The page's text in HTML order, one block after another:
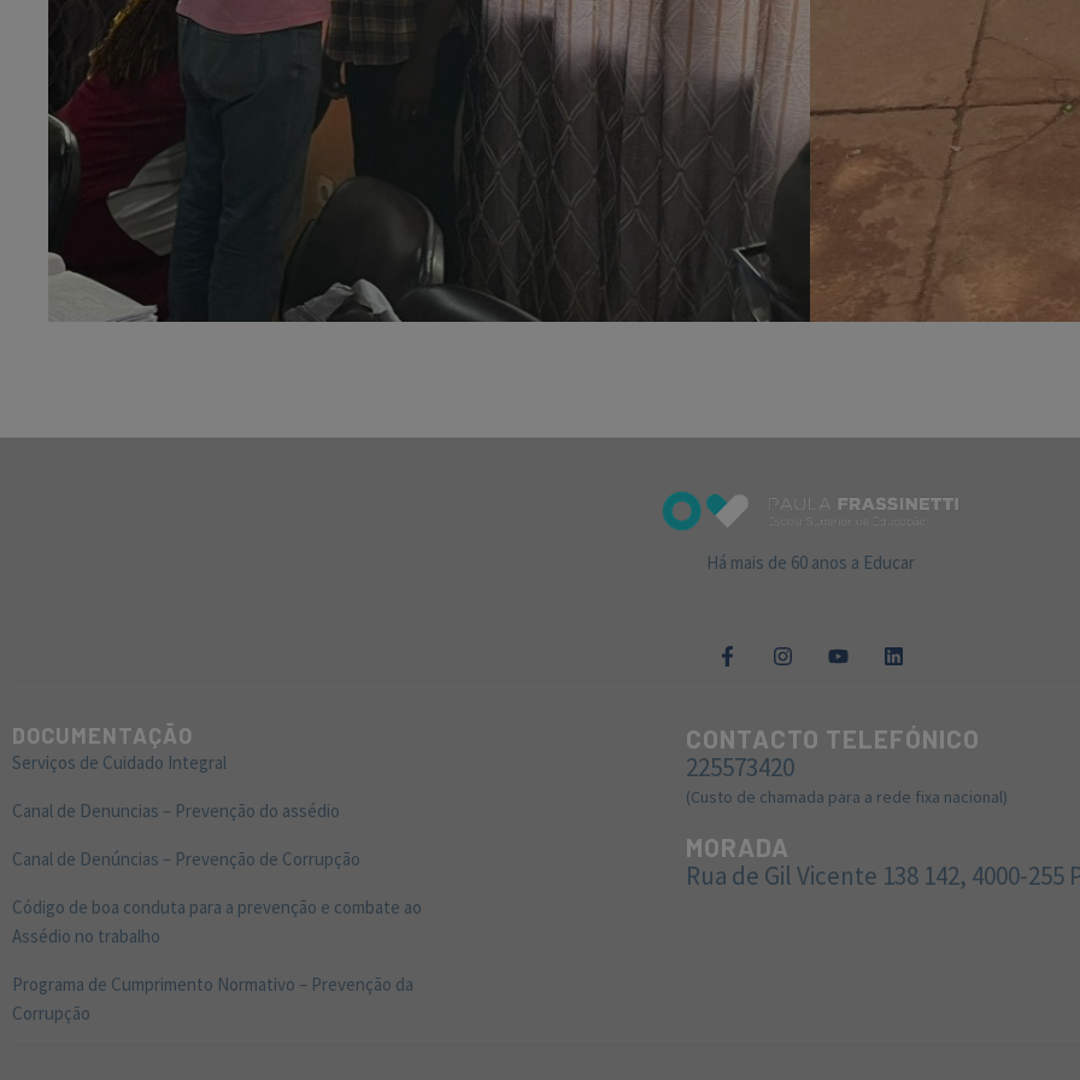
Há mais de 60 anos a Educar
DOCUMENTAÇÃO
Serviços de Cuidado Integral
Canal de Denuncias – Prevenção do assédio
Canal de Denúncias – Prevenção de Corrupção
Código de boa conduta para a prevenção e combate ao
Assédio no trabalho
Programa de Cumprimento Normativo – Prevenção da
Corrupção
CONTACTO TELEFÓNICO
225573420
(Custo de chamada para a rede fixa nacional)
MORADA
Rua de Gil Vicente 138 142, 4000-255